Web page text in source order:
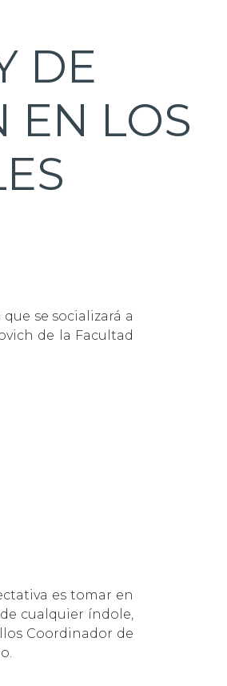
DE
EN LOS
se socializará a
de la Facultad
es tomar en
cualquier índole,
Coordinador de